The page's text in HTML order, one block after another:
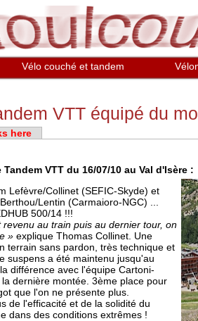
Vélo couché et tandem
VTT équipé du
here
VTT du 16/07/10 au Val d'Isère :
Lefèvre/Collinet (SEFIC-Skyde) et
Lentin (Carmaioro-NGC) ...
500/14 !!!
au train puis au dernier tour, on
» explique Thomas Collinet. Une
terrain sans pardon, très technique et
suspens a été maintenu jusqu'au
différence avec l'équipe Cartoni-
dernière montée. 3ème place pour
que l'on ne présente plus.
de l'efficacité et de la solidité du
dans des conditions extrêmes !